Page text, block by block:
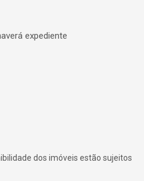
expediente
dos imóveis estão sujeitos